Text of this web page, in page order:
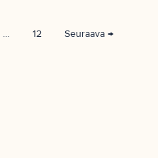
… 12 Seuraava →